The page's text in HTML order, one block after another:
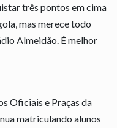
três pontos em cima
mas merece todo
Almeidão. É melhor
Oficiais e Praças da
matriculando alunos